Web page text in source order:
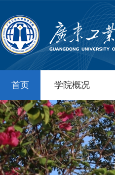
首页 学院概况